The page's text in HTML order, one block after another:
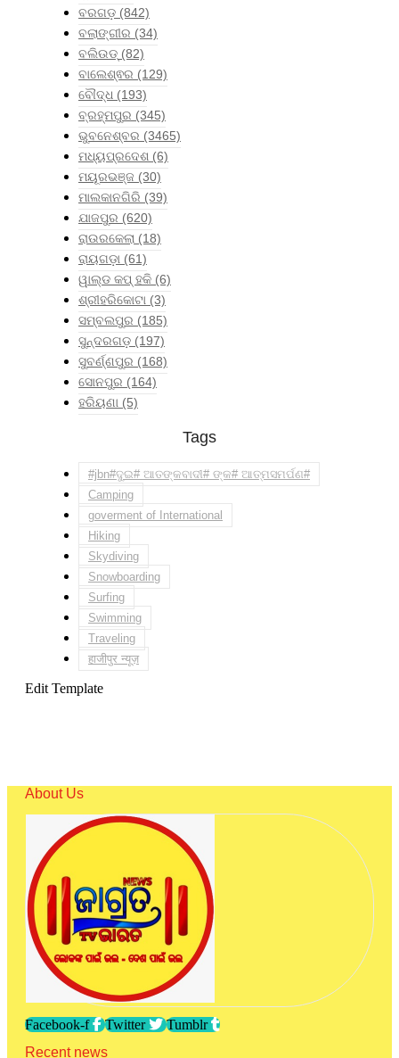
ବରଗଡ଼ (842)
ବଲାଙ୍ଗୀର (34)
ବଲିଉଡ୍ (82)
ବାଲେଶ୍ଵର (129)
ବୌଦ୍ଧ (193)
ବ୍ରହ୍ମପୁର (345)
ଭୁବନେଶ୍ବର (3465)
ମଧ୍ୟପ୍ରଦେଶ (6)
ମୟୂରଭଞ୍ଜ (30)
ମାଲକାନଗିରି (39)
ଯାଜପୁର (620)
ରାଉରକେଲା (18)
ରାୟଗଡ଼ା (61)
ୱାଲ୍ଡ କପ୍ ହକି (6)
ଶ୍ରୀହରିକୋଟା (3)
ସମ୍ବଲପୁର (185)
ସୁନ୍ଦରଗଡ଼ (197)
ସୁବର୍ଣ୍ଣପୁର (168)
ସୋନପୁର (164)
ହରିୟଣା (5)
Tags
#jbn#ଦୁଇ# ଆତଙ୍କବାଦୀ# ଙ୍କ# ଆତ୍ମସମର୍ପଣ#
Camping
goverment of International
Hiking
Skydiving
Snowboarding
Surfing
Swimming
Traveling
हाजीपुर न्यूज़
Edit Template
About Us
Facebook-f Twitter
Tumblr
Recent news